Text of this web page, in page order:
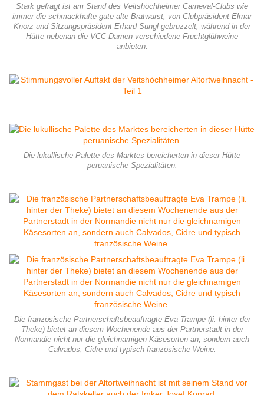
Stark gefragt ist am Stand des Veitshöchheimer Carneval-Clubs wie
immer die schmackhafte gute alte Bratwurst, von Clubpräsident Elmar
Knorz und Sitzungspräsident Erhard Sungl gebruzzelt, während in der
Hütte nebenan die VCC-Damen verschiedene Fruchtglühweine
anbieten.
Die lukullische Palette des Marktes bereicherten in dieser Hütte
peruanische Spezialitäten.
Die französische Partnerschaftsbeauftragte Eva Trampe (li. hinter der
Theke) bietet an diesem Wochenende aus der Partnerstadt in der
Normandie nicht nur die gleichnamigen Käsesorten an, sondern auch
Calvados, Cidre und typisch französische Weine.